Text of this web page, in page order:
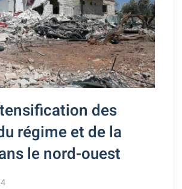
des
régime et de la
le nord-ouest